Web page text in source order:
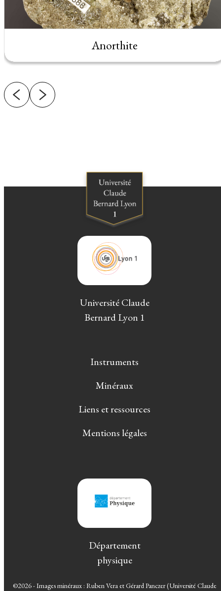
Anorthite
Université Claude
Bernard Lyon 1
Instruments
Minéraux
Liens et ressources
Mentions légales
Département
physique
©2026 - Images minéraux : Ruben Vera et Gérard Panczer (Université Claude